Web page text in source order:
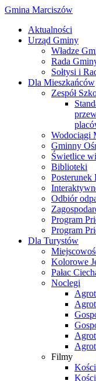
Gmina Marciszów
Aktualności
Urząd Gminy
Władze
Rada
Sołtysi i
Dla Mieszkańców
Zespół
Wodociągi
Gminny
Świetlice
Biblioteki
Posterunek
Odbiór
Program
Program
Dla Turystów
Kolorowe
Pałac
Noclegi
Filmy